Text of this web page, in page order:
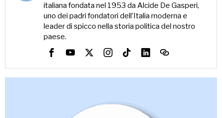
italiana fondata nel 1953 da Alcide De Gasperi,
uno dei padri fondatori dell’Italia moderna e
leader di spicco nella storia politica del nostro
paese.